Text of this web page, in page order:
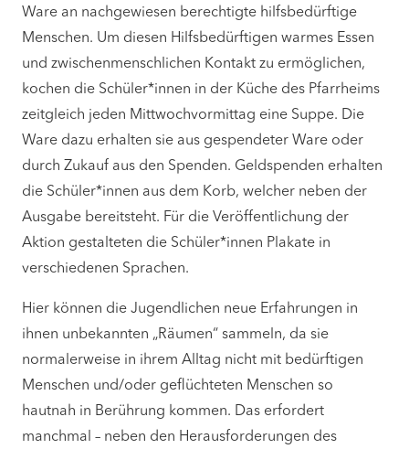
Ware an nachgewiesen berechtigte hilfsbedürftige
Menschen. Um diesen Hilfsbedürftigen warmes Essen
und zwischenmenschlichen Kontakt zu ermöglichen,
kochen die Schüler*innen in der Küche des Pfarrheims
zeitgleich jeden Mittwochvormittag eine Suppe. Die
Ware dazu erhalten sie aus gespendeter Ware oder
durch Zukauf aus den Spenden. Geldspenden erhalten
die Schüler*innen aus dem Korb, welcher neben der
Ausgabe bereitsteht. Für die Veröffentlichung der
Aktion gestalteten die Schüler*innen Plakate in
verschiedenen Sprachen.
Hier können die Jugendlichen neue Erfahrungen in
ihnen unbekannten „Räumen“ sammeln, da sie
normalerweise in ihrem Alltag nicht mit bedürftigen
Menschen und/oder geflüchteten Menschen so
hautnah in Berührung kommen. Das erfordert
manchmal – neben den Herausforderungen des